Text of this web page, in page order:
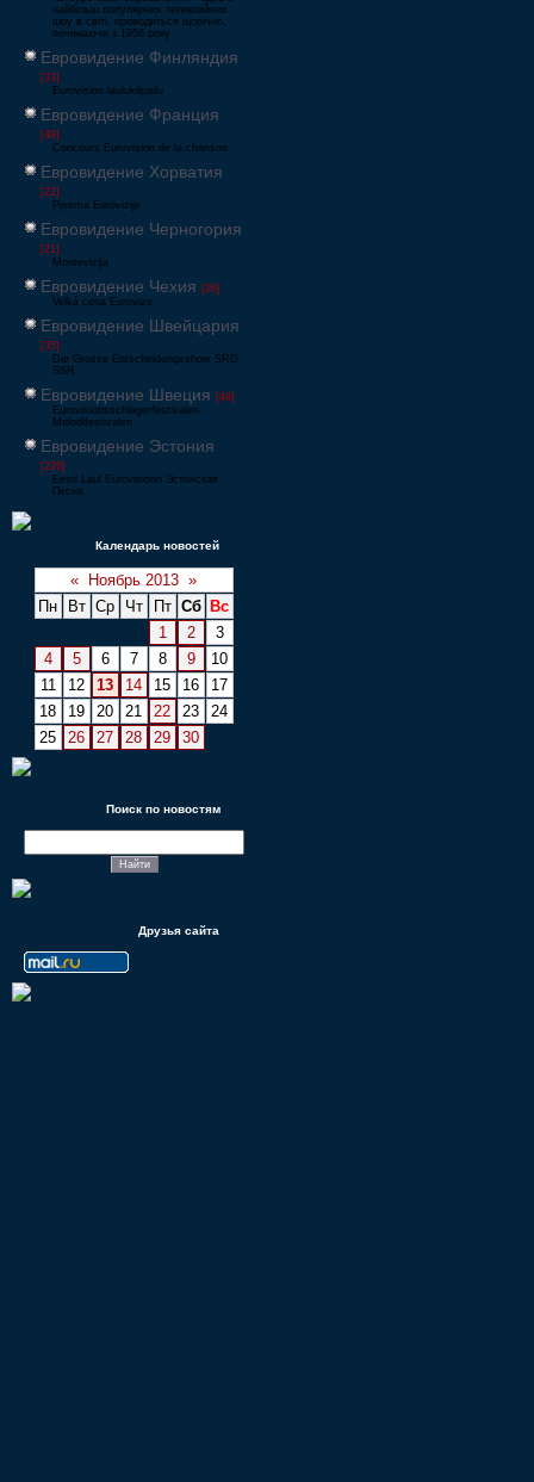
найбільш популярних телевізійних
шоу в світі, проводиться щорічно,
починаючи з 1956 року
Евровидение Финляндия
[33]
Eurovision laulukilpailu
Евровидение Франция
[49]
Concours Eurovision de la chanson
Евровидение Хорватия
[22]
Pjesma Eurovizije
Евровидение Черногория
[21]
Montevizija
Евровидение Чехия [26]
Velká cena Eurovize
Евровидение Швейцария
[35]
Die Grosse Entscheidungsshow SRG
SSR
Евровидение Швеция [48]
Eurovisionsschlagerfestivalen
Melodifestivalen
Евровидение Эстония
[226]
Eesti Laul Eurovisioon Эстонская
Песня
Календарь новостей
« Ноябрь 2013 »
Пн
Вт Ср Чт Пт Сб
Вс
1
2
3
4
5 6 7 8 9
10
11
12 13 14 15 16
17
18
19 20 21 22 23
24
25
26 27 28 29 30
Поиск по новостям
Друзья сайта